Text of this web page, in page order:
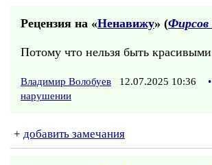
Рецензия на «Ненавижу» (
Потому что нельзя быть
Владимир Волобуев 12.07.2025 10:36 •
нарушении
+ добавить замечания